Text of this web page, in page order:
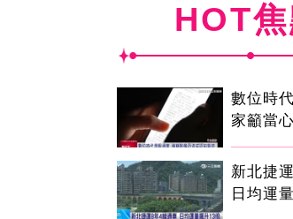
HOT
數位時
家籲當
新北捷
日均運